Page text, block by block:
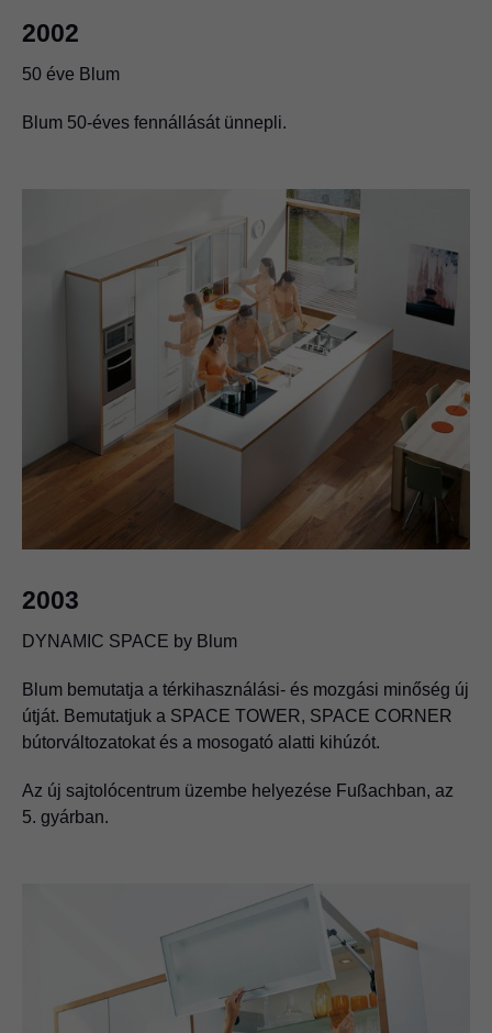
Termelés az Amerikai Egyesült Államokban
A Blum USA elindítja a kivetőpántok és fiókcsúszósínek
2002
50 éve Blum
Blum 50-éves fennállását ünnepli.
2003
DYNAMIC SPACE by Blum
Blum bemutatja a térkihasználási- és mozgási minőség új
útját. Bemutatjuk a SPACE TOWER, SPACE CORNER
bútorváltozatokat és a mosogató alatti kihúzót.
Az új sajtolócentrum üzembe helyezése Fußachban, az
5. gyárban.